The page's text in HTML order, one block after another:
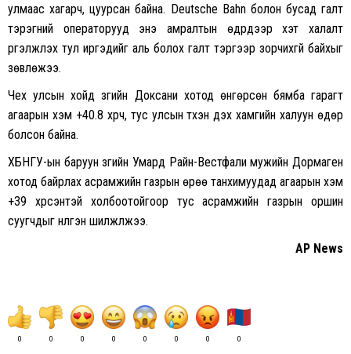
улмаас хагарч, цуурсан байна. Deutsche Bahn болон бусад галт
тэрэгний операторууд энэ амралтын өдрүүдээр хэт халалт
үргэлжлэх тул иргэдийг аль болох галт тэргээр зорчихгүй байхыг
зөвлөжээ.
Чех улсын хойд зүгийн Доксани хотод өнгөрсөн бямба гарагт
агаарын хэм +40.8 хүрч, тус улсын түүхэн дэх хамгийн халуун өдөр
болсон байна.
ХБНГУ-ын баруун зүгийн Умард Райн-Вестфали мужийн Дормаген
хотод байрлах асрамжийн газрын өрөө танхимуудад агаарын хэм
+39 хүрсэнтэй холбоотойгоор тус асрамжийн газрын оршин
суугчдыг нүүлгэн шилжүүлжээ.
AP News
0 0 0 0 0 0 0 0